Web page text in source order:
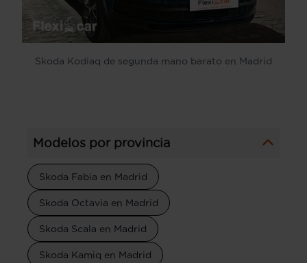
Skoda Kodiaq de segunda mano barato en Madrid
Modelos por provincia
Skoda Fabia en Madrid
Skoda Octavia en Madrid
Skoda Scala en Madrid
Skoda Kamiq en Madrid